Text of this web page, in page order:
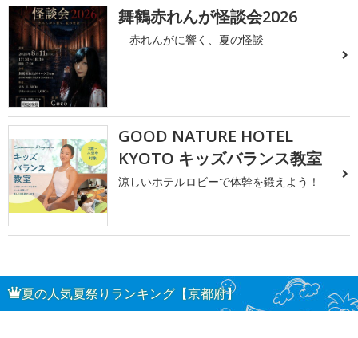
舞鶴赤れんが怪談会2026
―赤れんがに響く、夏の怪談―
GOOD NATURE HOTEL
KYOTO キッズバランス教室
涼しいホテルロビーで体幹を鍛えよう！
夏の人気夏祭りランキング【京都府】